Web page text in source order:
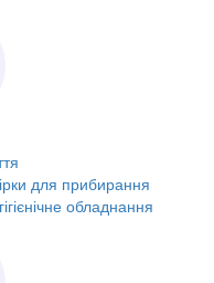
для прибирання
обладнання